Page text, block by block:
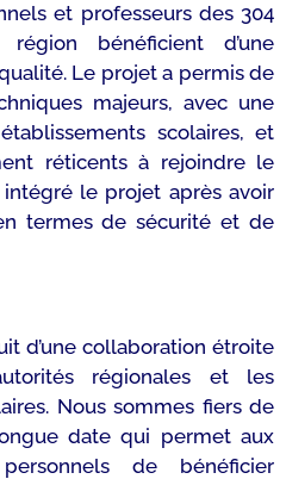
et professeurs des 304
bénéficient d’une
Le projet a permis de
majeurs, avec une
scolaires, et
réticents à rejoindre le
le projet après avoir
termes de sécurité et de
d’une collaboration étroite
régionales et les
Nous sommes fiers de
date qui permet aux
de bénéficier